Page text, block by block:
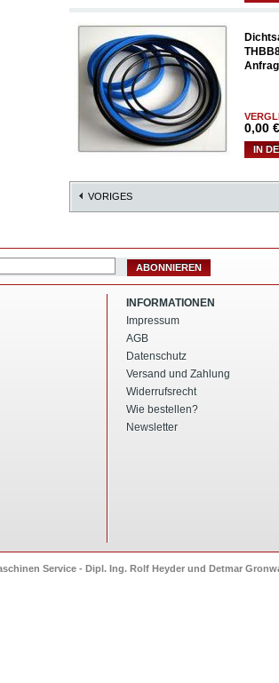
0,00
IN
VORIGES
ABONNIEREN
INFORMATIONEN
Impressum
AGB
Datenschutz
Versand und Zahlung
Widerrufsrecht
Wie bestellen?
Newsletter
Service - Dipl. Ing. Rolf Heyder und Detmar